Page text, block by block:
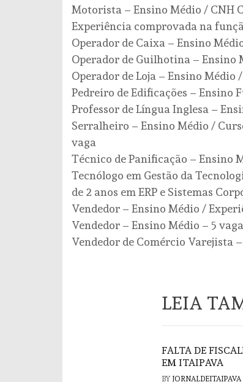
Motorista – Ensino Médio / CNH
Experiência comprovada na
Operador de Caixa – Ensino
Operador de Guilhotina – Ensino
Operador de Loja – Ensino
Pedreiro de Edificações – Ensino
Professor de Língua Inglesa –
Serralheiro – Ensino Médio /
vaga
Técnico de Panificação – Ensino
Tecnólogo em Gestão da
de 2 anos em ERP e Sistemas
Vendedor – Ensino Médio /
Vendedor – Ensino Médio – 5
Vendedor de Comércio Varejista
LEIA
FALTA DE
EM ITAIPAVA
BY JORNALDEITAIPAVA